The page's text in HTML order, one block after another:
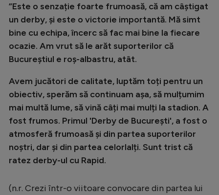
Formula 1
Gimnastică
Ciclism
Alte sporturi
JO 2024
JO 2026
”Este o senzație foarte frumoasă, că am câștigat
un derby, și este o victorie importantă. Mă simt
bine cu echipa, încerc să fac mai bine la fiecare
ocazie. Am vrut să le arăt suporterilor că
Bucureștiul e roș-albastru, atât.
Avem jucători de calitate, luptăm toți pentru un
obiectiv, sperăm să continuam așa, să mulțumim
mai multă lume, să vină câți mai mulți la stadion. A
fost frumos. Primul 'Derby de București', a fost o
atmosferă frumoasă și din partea suporterilor
noștri, dar și din partea celorlalți. Sunt trist că
ratez derby-ul cu Rapid.
(n.r. Crezi într-o viitoare convocare din partea lui